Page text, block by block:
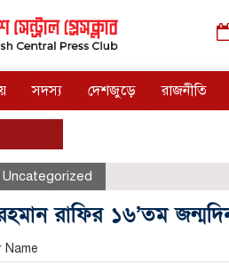
সদস্য দেশজুড়ে রাজনীতি
Uncategorized
রাফির ১৬’তম
Name